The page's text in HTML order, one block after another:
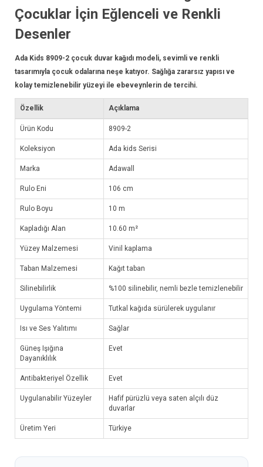
Çocuklar İçin Eğlenceli ve Renkli
Desenler
Ada Kids 8909-2 çocuk duvar kağıdı modeli, sevimli ve renkli
tasarımıyla çocuk odalarına neşe katıyor. Sağlığa zararsız yapısı ve
kolay temizlenebilir yüzeyi ile ebeveynlerin de tercihi.
Özellik Açıklama
Ürün Kodu 8909-2
Koleksiyon Ada kids Serisi
Marka Adawall
Rulo Eni 106 cm
Rulo Boyu 10 m
Kapladığı Alan 10.60 m²
Yüzey Malzemesi Vinil kaplama
Taban Malzemesi Kağıt taban
Silinebilirlik %100 silinebilir, nemli bezle temizlenebilir
Uygulama Yöntemi Tutkal kağıda sürülerek uygulanır
Isı ve Ses Yalıtımı Sağlar
Güneş Işığına
Dayanıklılık
Evet
Antibakteriyel Özellik Evet
Uygulanabilir Yüzeyler
Hafif pürüzlü veya saten alçılı düz
duvarlar
Üretim Yeri Türkiye